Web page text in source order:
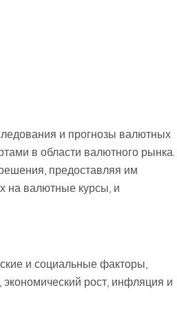
и прогнозы валютных
в области валютного рынка.
предоставляя им
на валютные курсы, и
и социальные факторы,
рост, инфляция и